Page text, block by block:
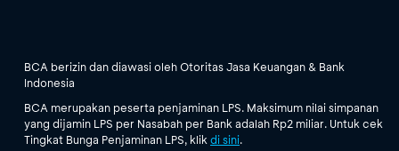
BCA berizin dan diawasi oleh Otoritas Jasa Keuangan & Bank
Indonesia
BCA merupakan peserta penjaminan LPS. Maksimum nilai simpanan
yang dijamin LPS per Nasabah per Bank adalah Rp2 miliar. Untuk cek
Tingkat Bunga Penjaminan LPS, klik di sini.